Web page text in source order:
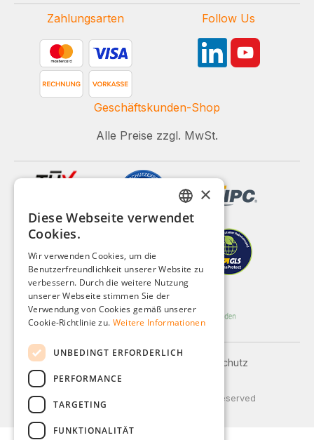
Zahlungsarten Follow Us
Geschäftskunden-Shop
Alle Preise zzgl. MwSt.
Datenschutz
Versand und Zahlung
© 2026 Weidinger GmbH, All Rights Reserved
GERMAN
FRENCH
DUTCH
×
Diese Webseite verwendet
Cookies.
Wir verwenden Cookies, um die
Benutzerfreundlichkeit unserer Website zu
verbessern. Durch die weitere Nutzung
unserer Webseite stimmen Sie der
Verwendung von Cookies gemäß unserer
Cookie-Richtlinie zu. Weitere Informationen
UNBEDINGT ERFORDERLICH
PERFORMANCE
TARGETING
FUNKTIONALITÄT